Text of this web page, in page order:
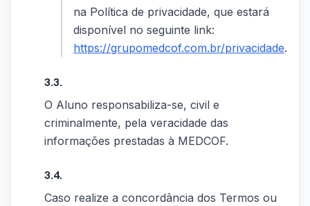
na Política de privacidade, que estará
disponível no seguinte link:
https://grupomedcof.com.br/privacidade.
3.3.
O Aluno responsabiliza-se, civil e
criminalmente, pela veracidade das
informações prestadas à MEDCOF.
3.4.
Caso realize a concordância dos Termos ou